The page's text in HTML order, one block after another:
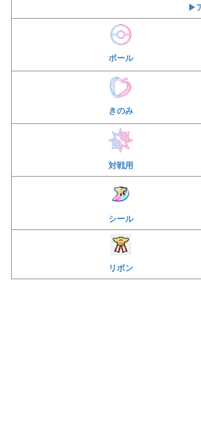
▶︎
ボール
きのみ
対戦用
シール
リボン